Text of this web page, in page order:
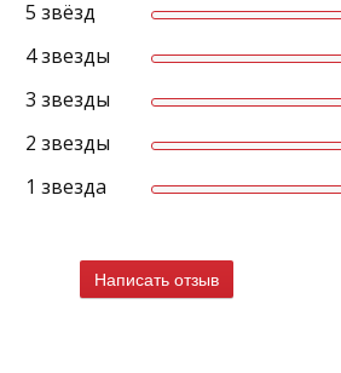
5 звёзд
4 звезды
3 звезды
2 звезды
1 звезда
Написать отзыв